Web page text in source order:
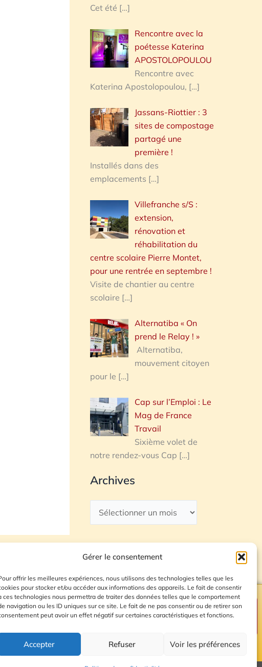
Gérer le consentement
offrir les meilleures expériences, nous utilisons des technologies telles que les
pour stocker et/ou accéder aux informations des appareils. Le fait de consentir
ces technologies nous permettra de traiter des données telles que le comportement
navigation ou les ID uniques sur ce site. Le fait de ne pas consentir ou de retirer son
peut avoir un effet négatif sur certaines caractéristiques et fonctions.
Accepter Refuser Voir les préférences
Cet été […]
Rencontre avec la
poétesse Katerina
APOSTOLOPOULOU
Rencontre avec
Katerina Apostolopoulou, […]
Jassans-Riottier : 3
sites de compostage
partagé une
première !
Installés dans des
emplacements […]
Villefranche s/S :
extension,
rénovation et
réhabilitation du
centre scolaire Pierre Montet,
pour une rentrée en septembre !
Visite de chantier au centre
scolaire […]
Alternatiba « On
prend le Relay ! »
Alternatiba,
mouvement citoyen
pour le […]
Cap sur l’Emploi : Le
Mag de France
Travail
Sixième volet de
notre rendez-vous Cap […]
Archives
Plan du site